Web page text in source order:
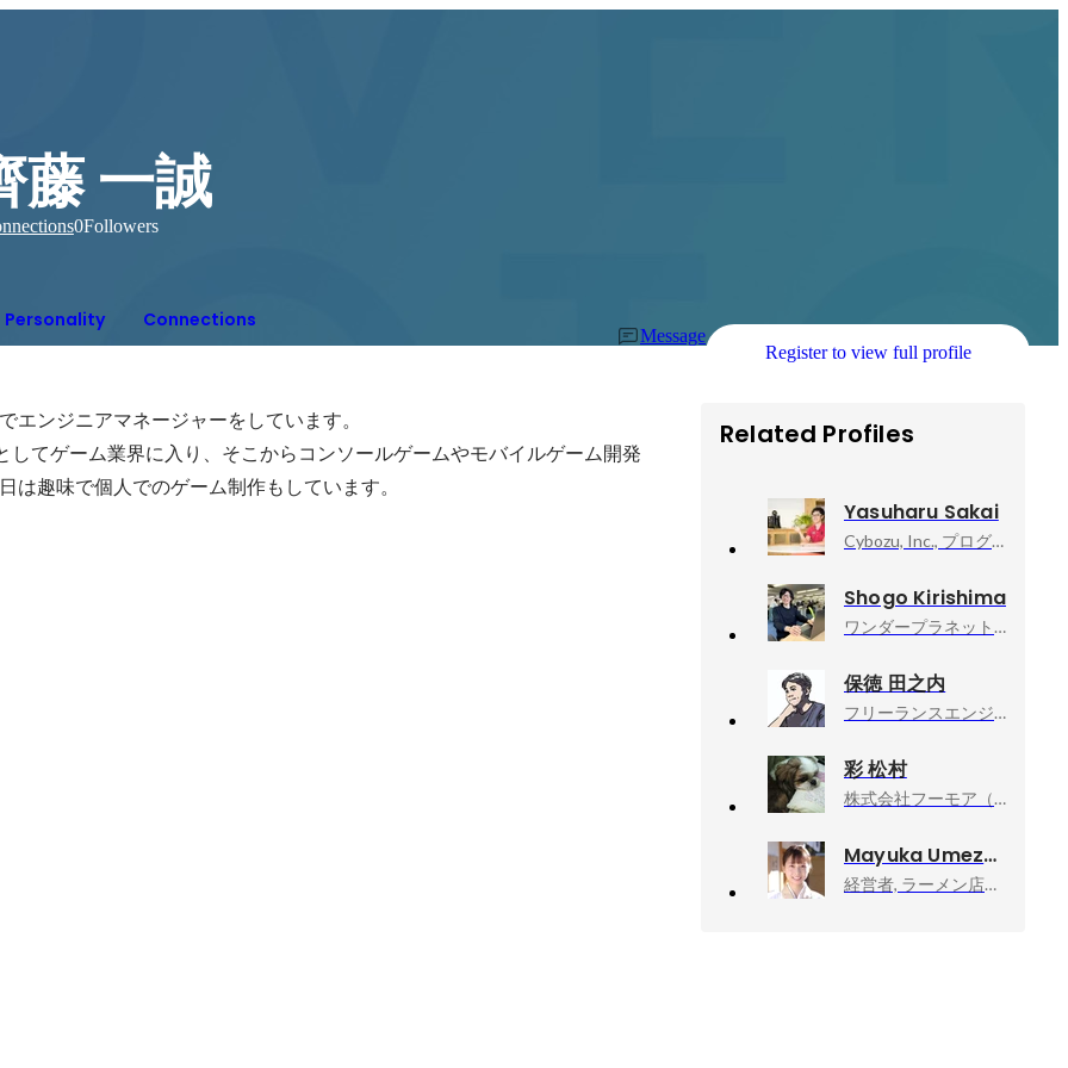
藤 一誠
0Followers
Personality Connections
Message
Register to view full profile
エンジニアマネージャーをしています。
してゲーム業界に入り、そこからコンソールゲームやモバイルゲーム開発
は趣味で個人でのゲーム制作もしています。
Related Profiles
Yasuharu Sakai
Cybozu, Inc., プログラマ, エンジニア採用
Shogo Kirishima
ワンダープラネット株式会社（WonderPlanet Inc.）, 名古屋スタジオ開発グループ長
保徳 田之内
フリーランスエンジニア, 合同会社ブルーム・エフ
彩 松村
株式会社フーモア（Whomor）, イラスト事業部
Mayuka Umezawa
経営者, ラーメン店店主